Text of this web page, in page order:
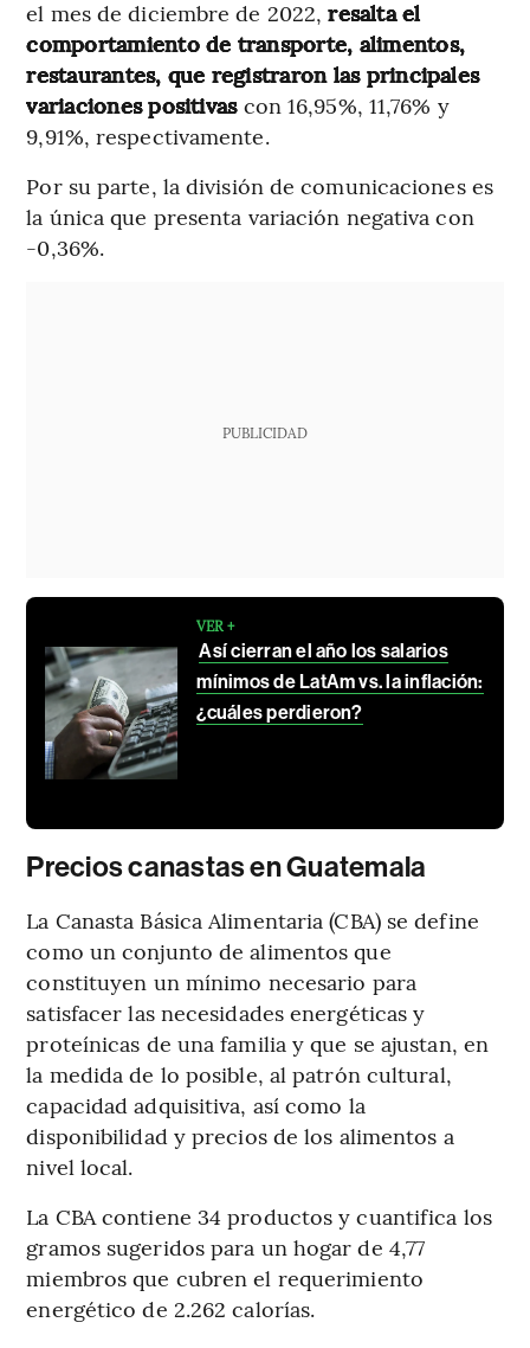
el mes de diciembre de 2022,resalta el
comportamiento de transporte, alimentos,
restaurantes, que registraron las principales
variaciones positivas con 16,95%, 11,76% y
9,91%, respectivamente.
Por su parte, la división de comunicaciones es
la única que presenta variación negativa con
-0,36%.
PUBLICIDAD
VER +
Así cierran el año los salarios
mínimos de LatAm vs. la inflación:
¿cuáles perdieron?
Precios canastas en Guatemala
La Canasta Básica Alimentaria (CBA) se define
como un conjunto de alimentos que
constituyen un mínimo necesario para
satisfacer las necesidades energéticas y
proteínicas de una familia y que se ajustan, en
la medida de lo posible, al patrón cultural,
capacidad adquisitiva, así como la
disponibilidad y precios de los alimentos a
nivel local.
La CBA contiene 34 productos y cuantifica los
gramos sugeridos para un hogar de 4,77
miembros que cubren el requerimiento
energético de 2.262 calorías.